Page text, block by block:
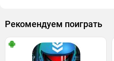
Рекомендуем поиграть